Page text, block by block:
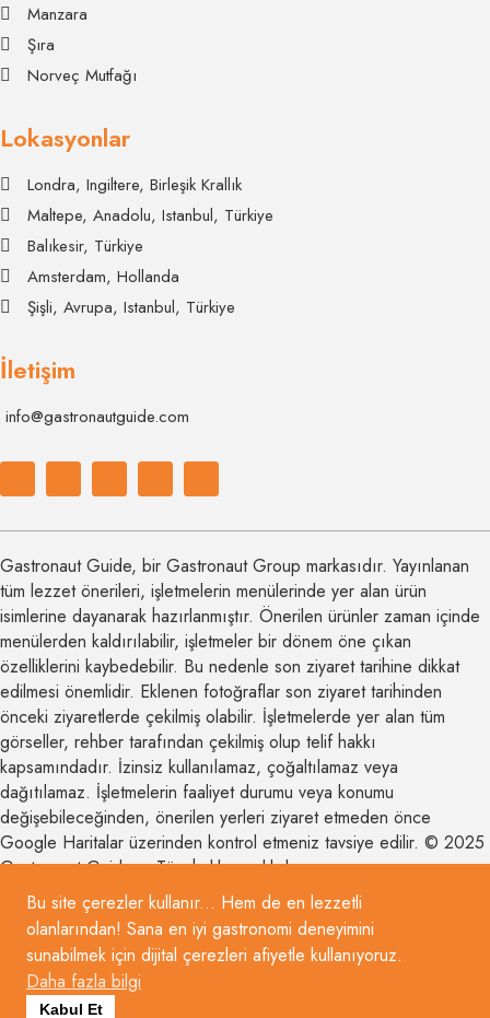
Bu site çerezler kullanır... Hem de en lezzetli
olanlarından! Sana en iyi gastronomi deneyimini
sunabilmek için dijital çerezleri afiyetle kullanıyoruz.
Daha fazla bilgi
Kabul Et
Manzara
Şıra
Norveç Mutfağı
Lokasyonlar
Londra, Ingiltere, Birleşik Krallık
Maltepe, Anadolu, Istanbul, Türkiye
Balıkesir, Türkiye
Amsterdam, Hollanda
Şişli, Avrupa, Istanbul, Türkiye
İletişim
info@gastronautguide.com
Gastronaut Guide, bir Gastronaut Group markasıdır. Yayınlanan
tüm lezzet önerileri, işletmelerin menülerinde yer alan ürün
isimlerine dayanarak hazırlanmıştır. Önerilen ürünler zaman içinde
menülerden kaldırılabilir, işletmeler bir dönem öne çıkan
özelliklerini kaybedebilir. Bu nedenle son ziyaret tarihine dikkat
edilmesi önemlidir. Eklenen fotoğraflar son ziyaret tarihinden
önceki ziyaretlerde çekilmiş olabilir. İşletmelerde yer alan tüm
görseller, rehber tarafından çekilmiş olup telif hakkı
kapsamındadır. İzinsiz kullanılamaz, çoğaltılamaz veya
dağıtılamaz. İşletmelerin faaliyet durumu veya konumu
değişebileceğinden, önerilen yerleri ziyaret etmeden önce
Google Haritalar üzerinden kontrol etmeniz tavsiye edilir. © 2025
Gastronaut Guide – Tüm hakları saklıdır.